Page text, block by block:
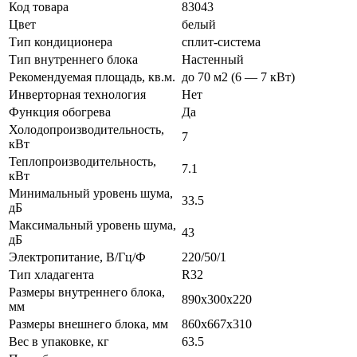
Код товара
83043
Цвет
белый
Тип кондиционера
сплит-система
Тип внутреннего блока
Настенный
Рекомендуемая площадь, кв.м. до 70 м2 (6 — 7 кВт)
Инверторная технология
Нет
Функция обогрева
Да
Холодопроизводительность,
кВт
7
Теплопроизводительность,
кВт
7.1
Минимальный уровень шума,
дБ
33.5
Максимальный уровень шума,
дБ
43
Электропитание, В/Гц/Ф
220/50/1
Тип хладагента
R32
Размеры внутреннего блока,
мм
890x300x220
Размеры внешнего блока, мм
860x667x310
Вес в упаковке, кг
63.5